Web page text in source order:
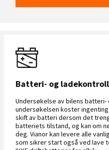
Batteri- og
Undersøkelse av bilens batteri-
undersøkelsen koster
skift av batteri dersom det
batteriets tilstand, og kan om
deg. Vianor kan levere alle
som sikrer start også ved lave